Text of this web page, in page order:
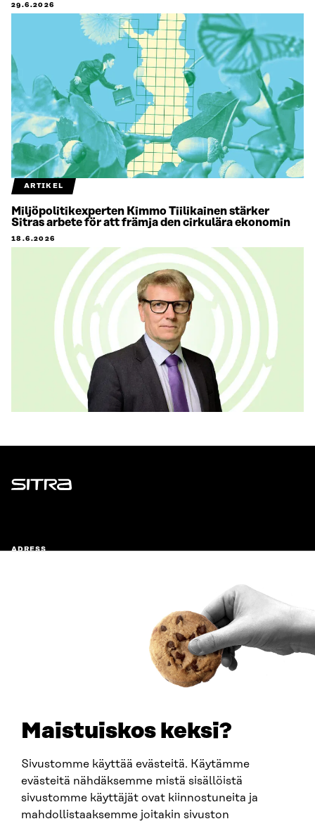
Maistuiskos keksi?
Sivustomme käyttää evästeitä. Käytämme
evästeitä nähdäksemme mistä sisällöistä
sivustomme käyttäjät ovat kiinnostuneita ja
mahdollistaaksemme joitakin sivuston
29.6.2026
ARTIKEL
Miljöpolitikexperten Kimmo Tiilikainen stärker
Sitras arbete för att främja den cirkulära ekonomin
18.6.2026
Sitra
ADRESS
fornamn.efternamn@sitra.fi
SITRA PÅ SOCIALA MEDIER